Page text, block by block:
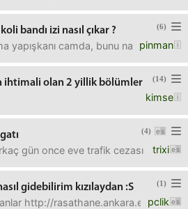
(6)
bandı izi nasıl çıkar ?
pinman
yapışkanı camda, bunu nasıl
(14)
ihtimali olan 2 yillik bölümler
kimse
(4)
trixi
gün once eve trafik cezası
(1)
gidebilirim kızılaydan :S
pclik
http://rasathane.ankara.edu.tr/